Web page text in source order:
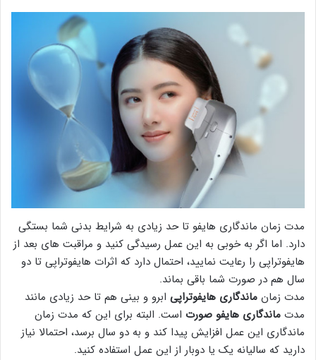
مدت زمان ماندگاری هایفو تا حد زیادی به شرایط بدنی شما بستگی
دارد. اما اگر به خوبی به این عمل رسیدگی کنید و مراقبت های بعد از
هایفوتراپی را رعایت نمایید، احتمال دارد که اثرات هایفوتراپی تا دو
سال هم در صورت شما باقی بماند.
مدت زمان ماندگاری هایفوتراپی ابرو و بینی هم تا حد زیادی مانند
مدت ماندگاری هایفو صورت است. البته برای این که مدت زمان
ماندگاری این عمل افزایش پیدا کند و به دو سال برسد، احتمالا نیاز
دارید که سالیانه یک یا دوبار از این عمل استفاده کنید.